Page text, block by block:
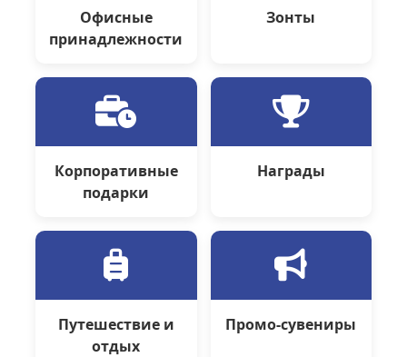
Офисные
принадлежности
Зонты
Корпоративные
подарки
Награды
Путешествие и
отдых
Промо-сувениры